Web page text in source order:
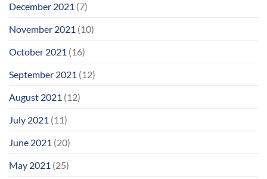
December 2021 (7)
November 2021 (10)
October 2021 (16)
September 2021 (12)
August 2021 (12)
July 2021 (11)
June 2021 (20)
May 2021 (25)